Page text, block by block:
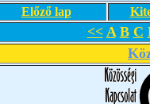
Előző lap
<< A B C